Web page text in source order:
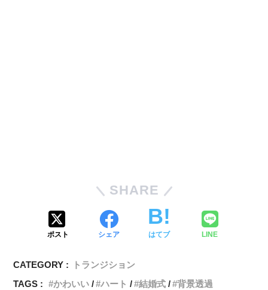
SHARE
ポスト シェア はてブ LINE
CATEGORY :
トランジション
TAGS :
かわいい ハート 結婚式 背景透過